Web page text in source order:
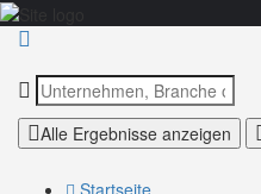
Alle Ergebnisse anzeigen